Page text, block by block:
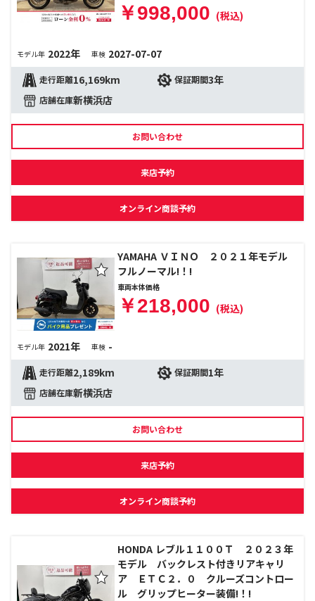
￥998,000 (税込)
モデル年 2022年 車検 2027-07-07
走行距離16,169km 保証期間3年
店舗在庫新横浜店
お問い合わせ
来店予約
オンライン商談予約
YAMAHA ＶＩＮＯ ２０２１年モデル
フルノーマル!！!
車両本体価格
￥218,000 (税込)
モデル年 2021年 車検 -
走行距離2,189km 保証期間1年
店舗在庫新横浜店
お問い合わせ
来店予約
オンライン商談予約
HONDA レブル１１００Ｔ ２０２３年
モデル バックレスト付きリアキャリ
ア ＥＴＣ２．０ クルーズコントロー
ル グリップヒーター装備!！!